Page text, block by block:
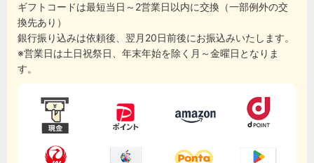
ギフトコードは最短当日～2営業日以内に交換（一部例外の交
換先あり）
銀行振り込みは依頼後、翌月20日前後にお振込みいたします。
※営業日は土日祝祭日、年末年始を除く月～金曜日となりま
す。